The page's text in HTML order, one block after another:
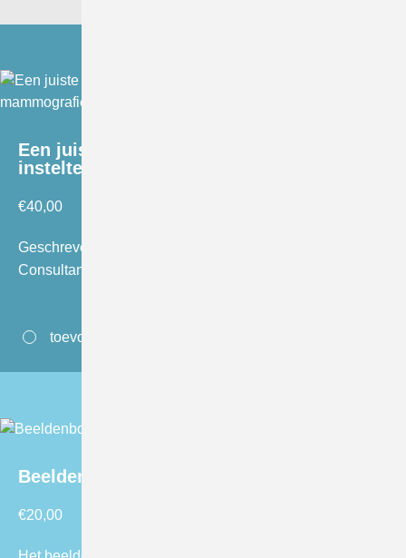
Een juiste instelling; Handleiding
insteltechniek mammografie
€40,00
Geschreven door Cary van Landsveld-Verhoeven, Sr.
Consultant Radiographer LRCB. ISBN: 9789082107906
toevoegen aan winkelwagen
Beeldenboek ‘Oog voor verbetering’
€20,00